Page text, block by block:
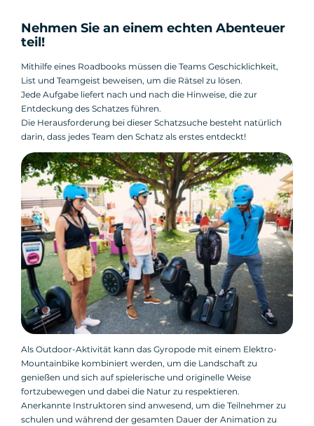
Nehmen Sie an einem echten Abenteuer
teil!
Mithilfe eines Roadbooks müssen die Teams Geschicklichkeit,
List und Teamgeist beweisen, um die Rätsel zu lösen.
Jede Aufgabe liefert nach und nach die Hinweise, die zur
Entdeckung des Schatzes führen.
Die Herausforderung bei dieser Schatzsuche besteht natürlich
darin, dass jedes Team den Schatz als erstes entdeckt!
Als Outdoor-Aktivität kann das Gyropode mit einem Elektro-
Mountainbike kombiniert werden, um die Landschaft zu
genießen und sich auf spielerische und originelle Weise
fortzubewegen und dabei die Natur zu respektieren.
Anerkannte Instruktoren sind anwesend, um die Teilnehmer zu
schulen und während der gesamten Dauer der Animation zu